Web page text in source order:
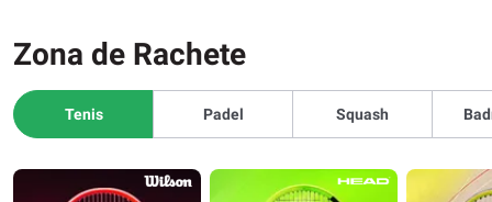
Zona de Rachete
Tenis Padel Squash